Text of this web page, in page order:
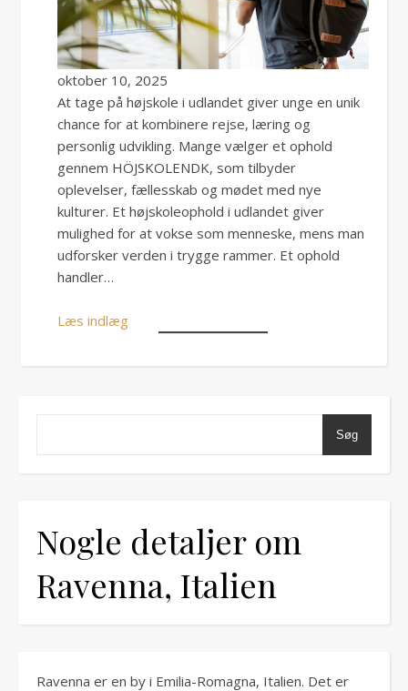
oktober 10, 2025
At tage på højskole i udlandet giver unge en unik
chance for at kombinere rejse, læring og
personlig udvikling. Mange vælger et ophold
gennem HÖJSKOLENDK, som tilbyder
oplevelser, fællesskab og mødet med nye
kulturer. Et højskoleophold i udlandet giver
mulighed for at vokse som menneske, mens man
udforsker verden i trygge rammer. Et ophold
handler…
Læs indlæg
Søg
Nogle detaljer om
Ravenna, Italien
Ravenna er en by i Emilia-Romagna, Italien. Det er